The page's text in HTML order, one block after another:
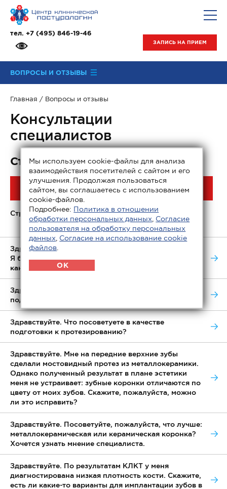
тел. +7 (495) 846-19-46
ЗАПИСЬ НА ПРИЕМ
ВОПРОСЫ И ОТЗЫВЫ
Главная / Вопросы и отзывы
Консультации
специалистов
Стоматология
К СПИСКУ ТЕМ СОЗДАТЬ ОБРАЩЕНИЕ
Страницы: 1 |2 |3|4|5
Здравствуйте. В аварии я потерял 2 передних зуба.
Я бы хотел сделать имплантацию сразу. Скажите, в
какие сжатые сроки это возможно?
Здравствуйте. Подскажите, как можно
подготовиться к имплантации зубов?
Здравствуйте. Что посоветуете в качестве
подготовки к протезированию?
Здравствуйте. Мне на передние верхние зубы
сделали мостовидный протез из металлокерамики.
Однако полученный результат в плане эстетики
меня не устраивает: зубные коронки отличаются по
цвету от моих зубов. Скажите, пожалуйста, можно
ли это исправить?
Здравствуйте. Посоветуйте, пожалуйста, что лучше:
металлокерамическая или керамическая коронка?
Хочется узнать мнение специалиста.
Здравствуйте. По результатам КЛКТ у меня
диагностирована низкая плотность кости. Скажите,
есть ли какие-то варианты для имплантации зубов в
Мы используем cookie-файлы для анализа
взаимодействия посетителей с сайтом и его
улучшения. Продолжая пользоваться
сайтом, вы соглашаетесь с использованием
cookie-файлов.
Подробнее: Политика в отношении
обработки персональных данных Согласие
пользователя на обработку персональных
данных Согласие на использование cookie
файлов
OK